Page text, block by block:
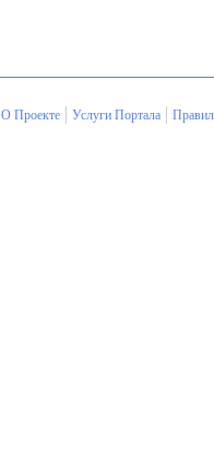
О Проекте Услуги Портала